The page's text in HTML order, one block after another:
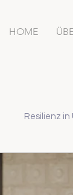
HOME
Resilienz